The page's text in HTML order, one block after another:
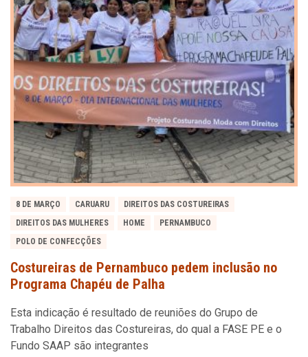
8 DE MARÇO CARUARU
DIREITOS DAS COSTUREIRAS
DIREITOS DAS MULHERES
HOME
PERNAMBUCO
POLO DE CONFECÇÕES
Costureiras de Pernambuco pedem inclusão no
Programa Chapéu de Palha
Esta indicação é resultado de reuniões do Grupo de
Trabalho Direitos das Costureiras, do qual a FASE PE e o
Fundo SAAP são integrantes